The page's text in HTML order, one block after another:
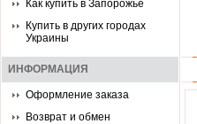
Как купить в Запорожье
Купить в других городах
Украины
ИНФОРМАЦИЯ
Оформление заказа
Возврат и обмен